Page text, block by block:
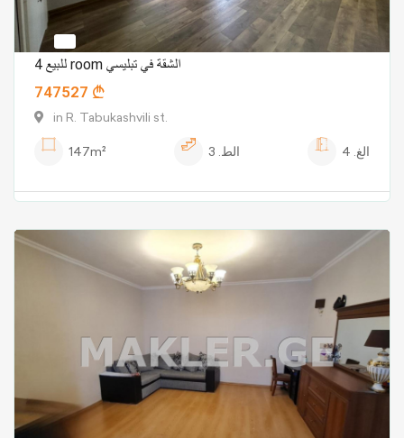
للبيع 4 room الشقة في تبليسي
747527
in R. Tabukashvili st.
147m²
الط. 3 الغ. 4